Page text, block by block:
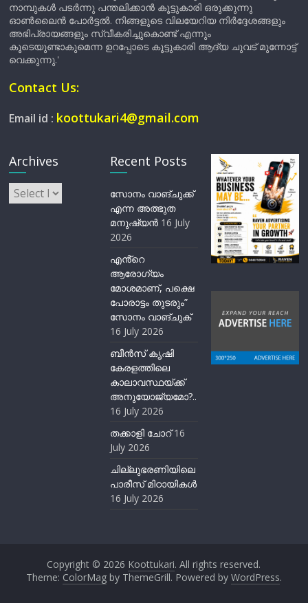
നാമ്പുകൾ പടർന്നു പന്തലിക്കാൻ കൂട്ടുകാരി ഒരുക്കുന്നു
ഓൺലൈൻ പോർട്ടൽ. നിങ്ങളുടെ വിലയേറിയ നിർദ്ദേശങ്ങളും
അഭിപ്രായങ്ങളും സ്വീകരിച്ചുകൊണ്ട് എന്നും
കൂടെയുണ്ടാകുമെന്ന ഉറപ്പോടെ കൂട്ടുകാരി ആദ്യ ചുവട് മുന്നോട്ട്
വെക്കുന്നു.'
Contact Us:
Email id : koottukari4@gmail.com
Archives
Archives
Recent Posts
സോനം വാങ്ചുക്ക്
എന്ന അത്ഭുത
മനുഷ്യന്‍ 16 July
2026
എൻ്റെ
ആരോഗ്യം
മോശമാണ്, പക്ഷെ
പോരാട്ടം തുടരും”
സോനം വാങ്ചുക്
16 July 2026
ബീന്‍സ് കൃഷി
കേരളത്തിലെ
കാലാവസ്ഥയ്ക്ക്
അനുയോജ്യമോ?..
16 July 2026
തക്കാളി ചോറ് 16
July 2026
ചില്ലുഭരണിയിലെ
പാരീസ് മിഠായികള്‍
16 July 2026
Copyright © 2026 Koottukari. All rights reserved.
Theme: ColorMagby ThemeGrill. Powered by WordPress.